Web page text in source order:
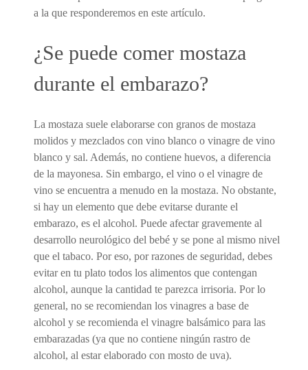
a la que responderemos en este artículo.
¿Se puede comer mostaza
durante el embarazo?
La mostaza suele elaborarse con granos de mostaza
molidos y mezclados con vino blanco o vinagre de vino
blanco y sal. Además, no contiene huevos, a diferencia
de la mayonesa. Sin embargo, el vino o el vinagre de
vino se encuentra a menudo en la mostaza. No obstante,
si hay un elemento que debe evitarse durante el
embarazo, es el alcohol. Puede afectar gravemente al
desarrollo neurológico del bebé y se pone al mismo nivel
que el tabaco. Por eso, por razones de seguridad, debes
evitar en tu plato todos los alimentos que contengan
alcohol, aunque la cantidad te parezca irrisoria. Por lo
general, no se recomiendan los vinagres a base de
alcohol y se recomienda el vinagre balsámico para las
embarazadas (ya que no contiene ningún rastro de
alcohol, al estar elaborado con mosto de uva).